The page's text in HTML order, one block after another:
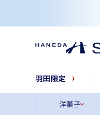
羽田限定
洋菓子